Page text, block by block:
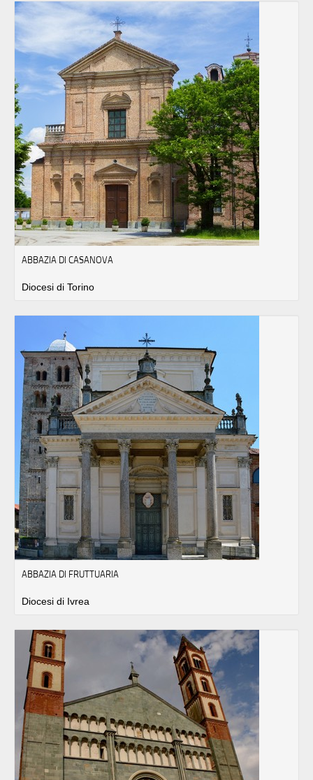
ABBAZIA DI CASANOVA
Diocesi di Torino
ABBAZIA DI FRUTTUARIA
Diocesi di Ivrea